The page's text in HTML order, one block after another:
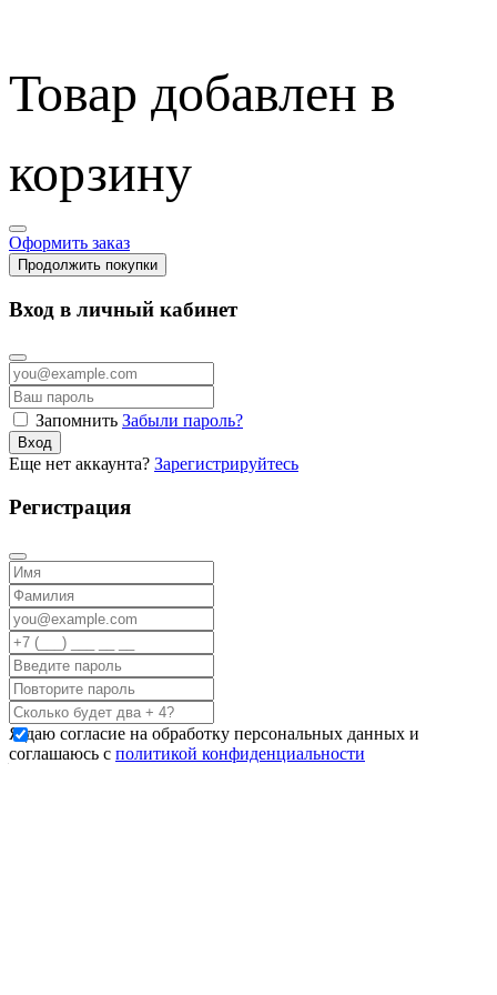
Товар добавлен в
корзину
Оформить заказ
Продолжить покупки
Вход в личный кабинет
Запомнить Забыли пароль?
Вход
Еще нет аккаунта? Зарегистрируйтесь
Регистрация
Я даю согласие на обработку персональных данных и
соглашаюсь с политикой конфиденциальности